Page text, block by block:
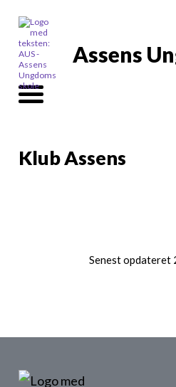
Assens
Klub Assens
Senest opdateret